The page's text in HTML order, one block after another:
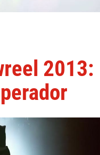
2013: